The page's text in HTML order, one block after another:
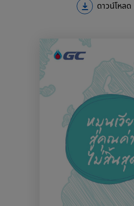
ดาวน์โหลด